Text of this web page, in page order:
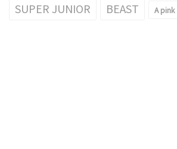
SUPER JUNIOR BEAST A pink